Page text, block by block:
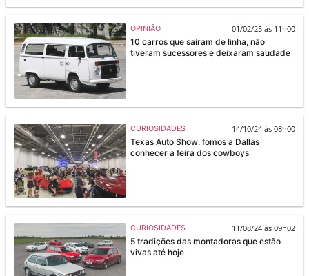
OPINIÃO
01/02/25 às 11h00
10 carros que saíram de linha, não
tiveram sucessores e deixaram saudade
CURIOSIDADES
14/10/24 às 08h00
Texas Auto Show: fomos a Dallas
conhecer a feira dos cowboys
CURIOSIDADES
11/08/24 às 09h02
5 tradições das montadoras que estão
vivas até hoje